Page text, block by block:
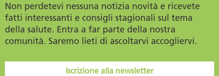
Non perdetevi nessuna notizia novità e ricevete
fatti interessanti e consigli stagionali sul tema
della salute. Entra a far parte della nostra
comunità. Saremo lieti di ascoltarvi accogliervi.
Iscrizione alla newsletter